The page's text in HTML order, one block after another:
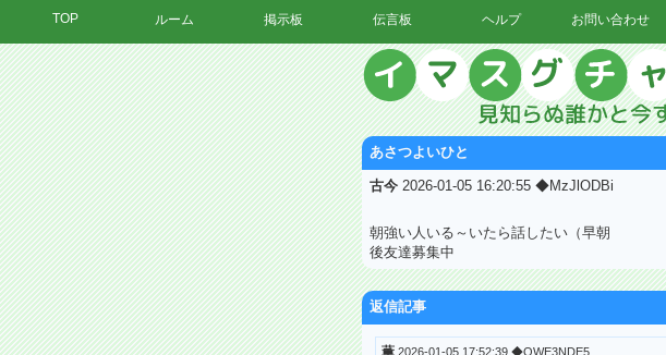
TOP ルーム 掲示板 伝言板 ヘルプ お問い合わせ
あさつよいひと
古今 2026-01-05 16:20:55 ◆MzJlODBi
朝強い人いる～いたら話したい（早朝
後友達募集中
返信記事
薫 2026-01-05 17:52:39 ◆OWE3NDE5